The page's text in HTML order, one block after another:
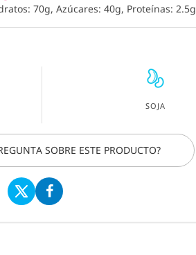
70g, Azúcares: 40g, Proteínas: 2.5g
SOJA
SOBRE ESTE PRODUCTO?